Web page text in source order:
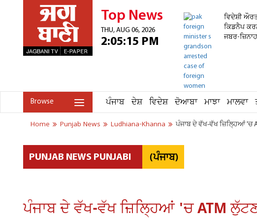
Top News
THU, AUG 06, 2026
2:05:15 PM
ਵਿਦੇਸ਼ੀ
ਕਿਡਨੈਪ
ਜਬਰ-
Browse ਪੰਜਾਬ ਦੇਸ਼ ਵਿਦੇਸ਼ ਦੋਆਬਾ ਮਾਝਾ ਮਾਲਵਾ
Home Punjab News Ludhiana-Khanna ਪੰਜਾਬ ਦੇ ਵੱਖ-ਵੱਖ ਜ਼ਿਲ੍ਹਿਆਂ 'ਚ
PUNJAB NEWS PUNJABI (ਪੰਜਾਬ)
ਪੰਜਾਬ ਦੇ ਵੱਖ-ਵੱਖ ਜ਼ਿਲ੍ਹਿਆਂ 'ਚ ATM